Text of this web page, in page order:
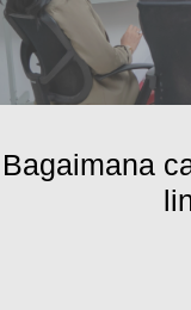
Bagaimana